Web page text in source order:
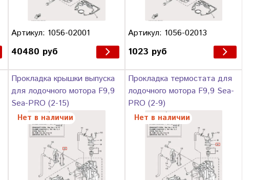
Артикул: 1056-02001
40480 руб
Артикул: 1056-02013
1023 руб
Прокладка крышки выпуска
для лодочного мотора F9,9
Sea-PRO (2-15)
Нет в наличии
Прокладка термостата для
лодочного мотора F9,9 Sea-
PRO (2-9)
Нет в наличии